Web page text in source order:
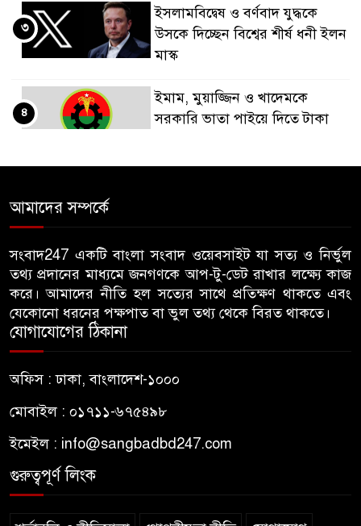
ইসলামবিদ্বেষ ও বর্ণবাদ যুদ্ধকে
উসকে দিচ্ছেন বিশ্বের শীর্ষ ধনী ইলন
মাস্ক
৩
ইমাম, মুয়াজ্জিন ও খাদেমকে
সরকারি ভাতা পাইয়ে দিতে টাকা
৪
বিএনপি নেতা
৫
জন্মনিবন্ধন সংশোধনের নামে অর্থ
নেয়ায় কৃষকদল নেতাকে অব্যাহতি
৬
গেছে চোয়াল, কথা বলতে না পেরে
৭
ঢাকা আলিয়া মাদ্রাসায় শিবিরের
আমাদের সম্পর্কে
সংবাদ247 একটি বাংলা সংবাদ ওয়েবসাইট যা সত্য ও নির্ভুল
তথ্য প্রদানের মাধ্যমে জনগণকে আপ-টু-ডেট রাখার লক্ষ্যে কাজ
করে। আমাদের নীতি হল সত্যের সাথে প্রতিক্ষণ থাকতে এবং
যেকোনো ধরনের পক্ষপাত বা ভুল তথ্য থেকে বিরত থাকতে।
যোগাযোগের ঠিকানা
অফিস : ঢাকা, বাংলাদেশ-১০০০
মোবাইল : ০১৭১১-৬৭৫৪৯৮
ইমেইল : info@sangbadbd247.com
গুরুত্বপূর্ণ লিংক